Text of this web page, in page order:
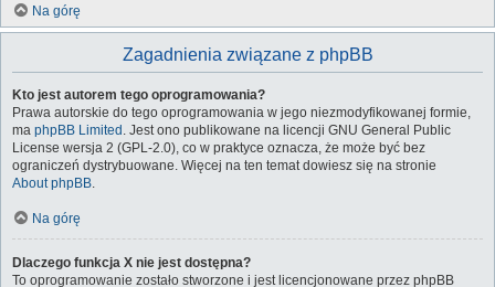
Na górę
Zagadnienia związane z phpBB
Kto jest autorem tego oprogramowania?
Prawa autorskie do tego oprogramowania w jego niezmodyfikowanej formie,
ma phpBB Limited . Jest ono publikowane na licencji GNU General Public
License wersja 2 (GPL-2.0), co w praktyce oznacza, że może być bez
ograniczeń dystrybuowane. Więcej na ten temat dowiesz się na stronie
About phpBB.
Na górę
Dlaczego funkcja X nie jest dostępna?
To oprogramowanie zostało stworzone i jest licencjonowane przez phpBB